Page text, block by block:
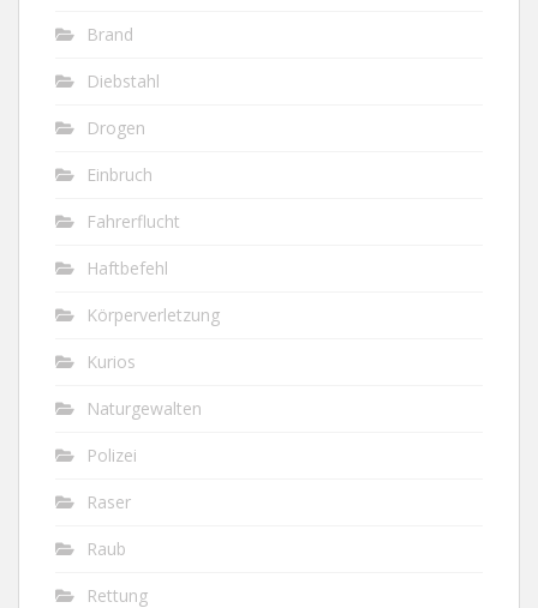
Brand
Diebstahl
Drogen
Einbruch
Fahrerflucht
Haftbefehl
Körperverletzung
Kurios
Naturgewalten
Polizei
Raser
Raub
Rettung